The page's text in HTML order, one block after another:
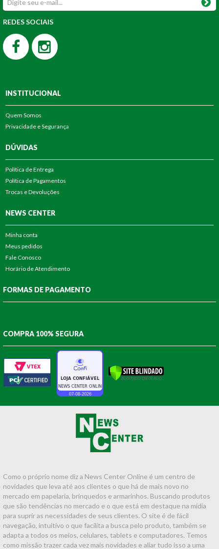
REDES SOCIAIS
INSTITUCIONAL
Quem Somos
Privacidade e Segurança
DÚVIDAS
Política de Entrega
Política de Pagamentos
Trocas e Devoluções
NEWS CENTER
Minha conta
Meus pedidos
Fale Conosco
Horário de Atendimento
FORMAS DE PAGAMENTO
COMPRA 100% SEGURA
Como o próprio nome diz a News Center Online é um centro de
novidades que leva até aos clientes o que há de mais novo no
mercado em papelaria, brinquedos e armarinhos. Buscando produtos
que são tendências no mercado e o que está em destaque na mídia
para suprir as necessidades de seus clientes. O site é de fácil
navegação, intuitivo o que facilita a busca pelo produto, também se
adapta a todos os meios, celulares, tablets e computadores. Temos
como missão trazer cada vez mais novidades e aliar tudo isso a uma